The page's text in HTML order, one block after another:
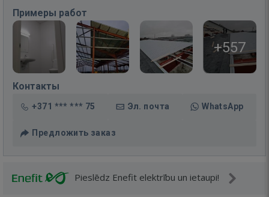
Примеры работ
+557
Контакты
+371 *** *** 75 Эл. почта WhatsApp
Предложить заказ
Pieslēdz Enefit elektrību un ietaupi!